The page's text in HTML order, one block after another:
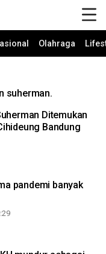
Olahraga
suherman.
Ditemukan
Bandung
pandemi banyak